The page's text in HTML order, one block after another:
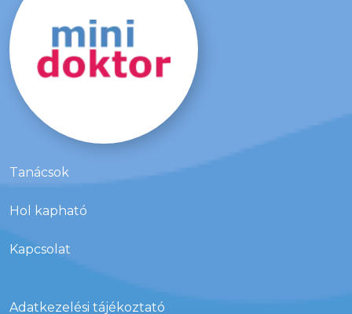
Tanácsok
Hol kapható
Kapcsolat
Adatkezelési tájékoztató